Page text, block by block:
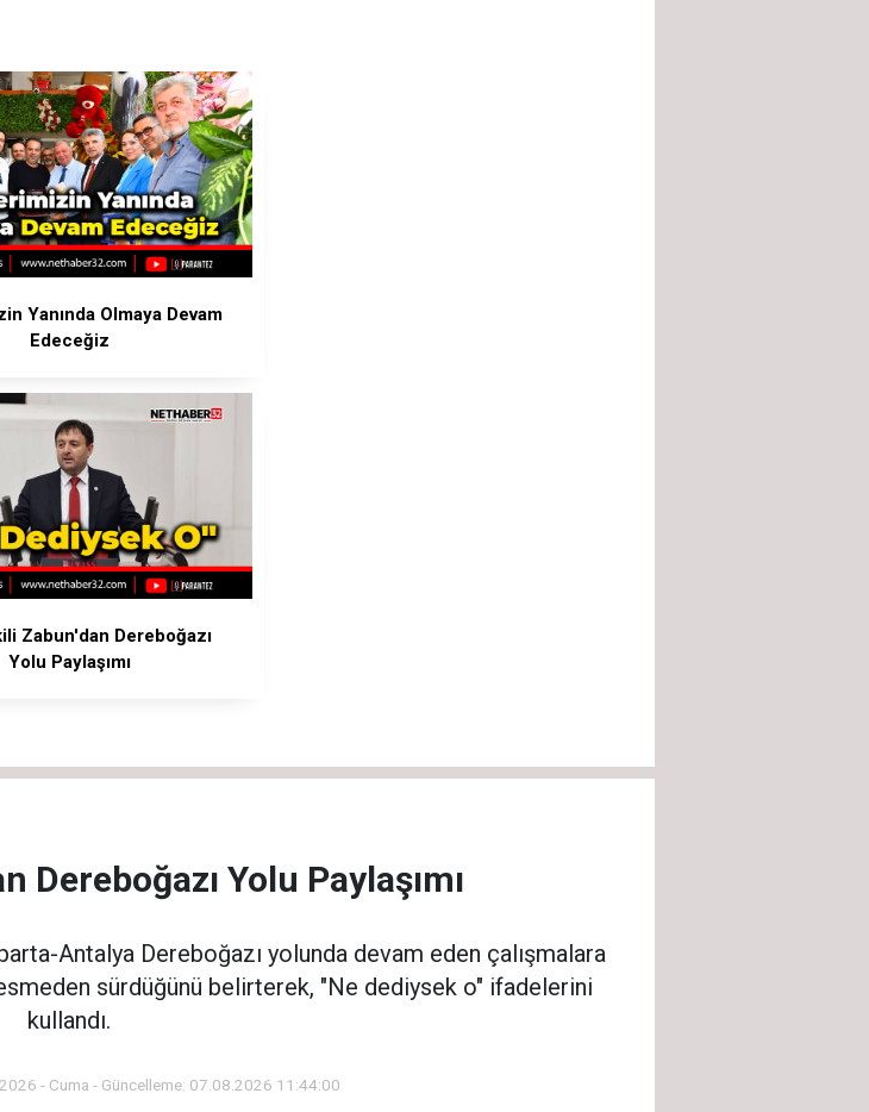
Yanında Olmaya Devam
Edeceğiz
Zabun'dan Dereboğazı
Yolu Paylaşımı
Dereboğazı Yolu Paylaşımı
Antalya Dereboğazı yolunda devam eden çalışmalara
sürdüğünü belirterek, "Ne dediysek o" ifadelerini
kullandı.
- Cuma - Güncelleme: 07.08.2026 11:44:00